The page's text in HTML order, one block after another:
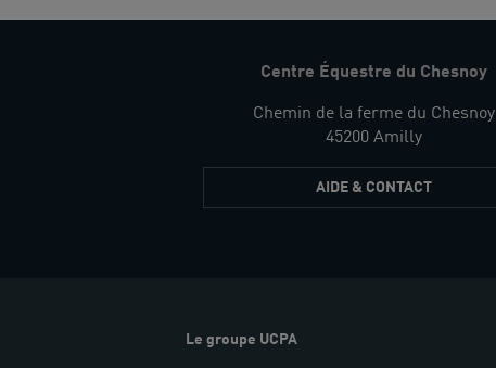
Centre Équestre du Chesnoy
Chemin de la ferme du Chesnoy
45200 Amilly
AIDE & CONTACT
Le groupe UCPA